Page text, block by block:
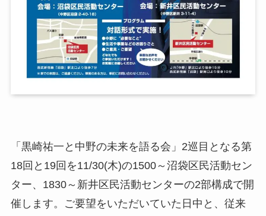
「黒崎祐一と中野の未来を語る会」2巡目となる第
18回と19回を11/30(木)の1500～沼袋区民活動セン
ター、1830～新井区民活動センターの2部構成で開
催します。ご要望をいただいていた日中と、従来